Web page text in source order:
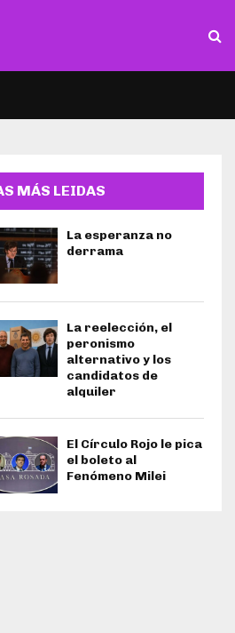
MÁS LEIDAS
La esperanza no
derrama
La reelección, el
peronismo
alternativo y los
candidatos de
alquiler
El Círculo Rojo le pica
el boleto al
Fenómeno Milei